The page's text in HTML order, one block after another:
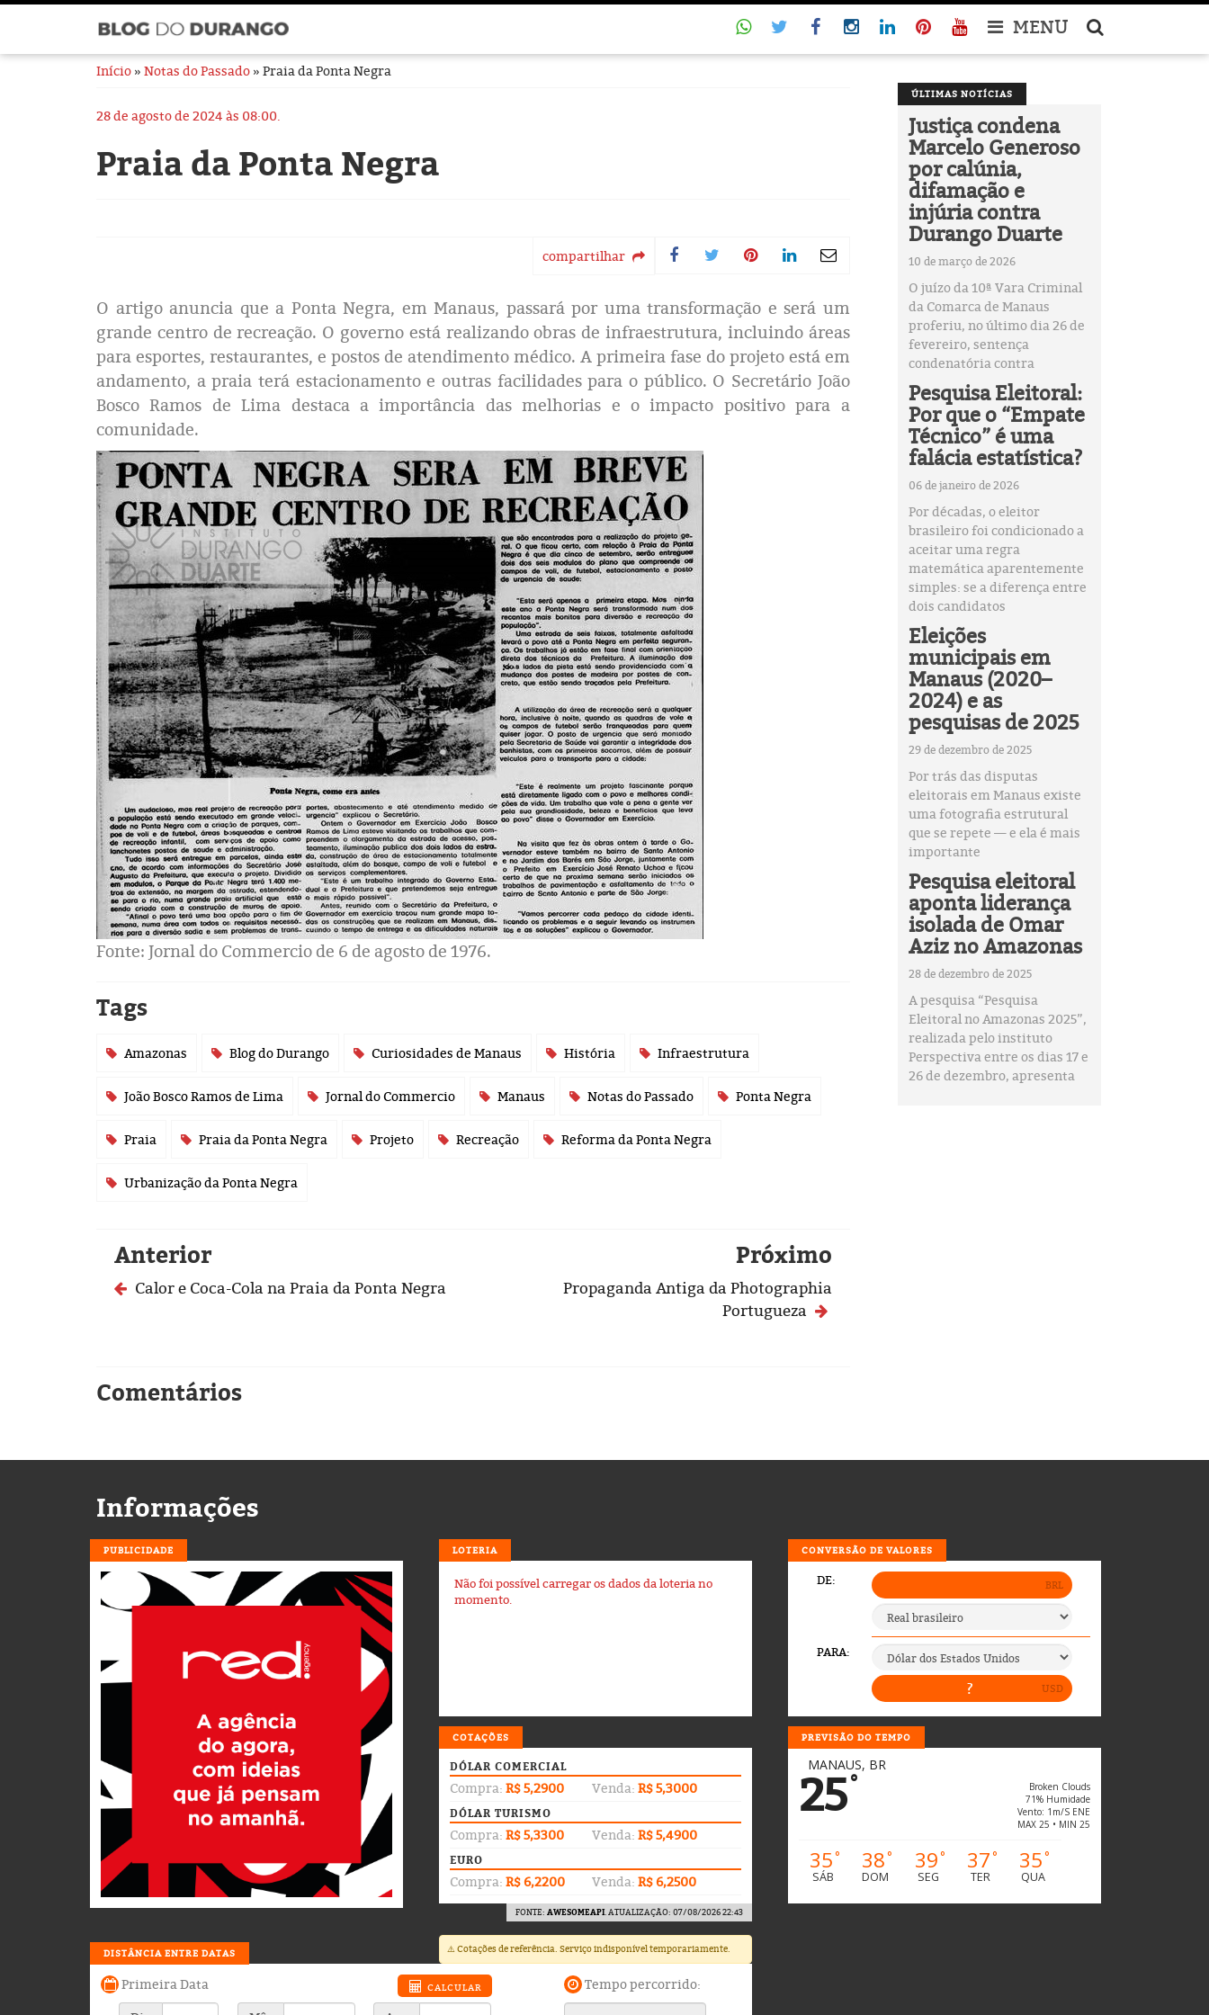
MENU
Início » Notas do Passado » Praia da Ponta Negra
28 de agosto de 2024 às 08:00.
Praia da Ponta Negra
compartilhar
O artigo anuncia que a Ponta Negra, em Manaus, passará por uma transformação e será um
grande centro de recreação. O governo está realizando obras de infraestrutura, incluindo áreas
para esportes, restaurantes, e postos de atendimento médico. A primeira fase do projeto está em
andamento, a praia terá estacionamento e outras facilidades para o público. O Secretário João
Bosco Ramos de Lima destaca a importância das melhorias e o impacto positivo para a
comunidade.
Fonte: Jornal do Commercio de 6 de agosto de 1976.
Tags
Amazonas Blog do Durango Curiosidades de Manaus História Infraestrutura
João Bosco Ramos de Lima Jornal do Commercio Manaus Notas do Passado Ponta Negra
Praia Praia da Ponta Negra Projeto Recreação Reforma da Ponta Negra
Urbanização da Ponta Negra
Anterior
Calor e Coca-Cola na Praia da Ponta Negra
Próximo
Propaganda Antiga da Photographia
Portugueza
Comentários
ÚLTIMAS NOTÍCIAS
Justiça condena
Marcelo Generoso
por calúnia,
difamação e
injúria contra
Durango Duarte
10 de março de 2026
O juízo da 10ª Vara Criminal
da Comarca de Manaus
proferiu, no último dia 26 de
fevereiro, sentença
condenatória contra
Pesquisa Eleitoral:
Por que o “Empate
Técnico” é uma
falácia estatística?
06 de janeiro de 2026
Por décadas, o eleitor
brasileiro foi condicionado a
aceitar uma regra
matemática aparentemente
simples: se a diferença entre
dois candidatos
Eleições
municipais em
Manaus (2020–
2024) e as
pesquisas de 2025
29 de dezembro de 2025
Por trás das disputas
eleitorais em Manaus existe
uma fotografia estrutural
que se repete — e ela é mais
importante
Pesquisa eleitoral
aponta liderança
isolada de Omar
Aziz no Amazonas
28 de dezembro de 2025
A pesquisa “Pesquisa
Eleitoral no Amazonas 2025”,
realizada pelo instituto
Perspectiva entre os dias 17 e
26 de dezembro, apresenta
Informações
PUBLICIDADE LOTERIA
Não foi possível carregar os dados da loteria no
momento.
COTAÇÕES
DÓLAR COMERCIAL
Compra: R$ 5,2900 Venda: R$ 5,3000
DÓLAR TURISMO
Compra: R$ 5,3300 Venda: R$ 5,4900
EURO
Compra: R$ 6,2200 Venda: R$ 6,2500
FONTE: AWESOMEAPI. ATUALIZAÇÃO: 07/08/2026 22:43
⚠️ Cotações de referência. Serviço indisponível temporariamente.
CONVERSÃO DE VALORES
PREVISÃO DO TEMPO
MANAUS, BR
25°
Broken Clouds
71% Humidade
Vento: 1m/s ENE
MAX 25 • MIN 25
35°
SÁB
38°
DOM
39°
SEG
37°
TER
35°
QUA
DISTÂNCIA ENTRE DATAS